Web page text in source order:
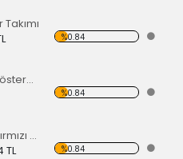
%0.84
Mekanik Benzin Göstergesi 1962-1967 Model OE 113919029
%0.84
Krom Motor Seti Kırmızı Süper Delüks
TL %0.84